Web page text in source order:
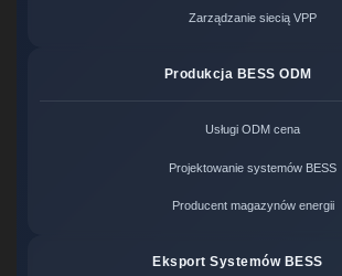
Zarządzanie siecią VPP
Produkcja BESS ODM
Usługi ODM cena
Projektowanie systemów BESS
Producent magazynów energii
Eksport Systemów BESS